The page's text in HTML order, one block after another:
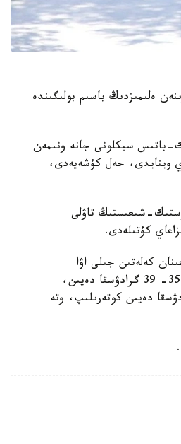
ەلىمىزدىڭ باسىم بولىگىندە
باتىس سيكلونى جانە ونىمەن
وينايدى، جەل كۇشەيەدى،
شىعىستىڭ تاۋلى
كۇتىلەدى.
كەلەتىن جىلى اۋا
ماسسالارىنىڭ اسەرىنەن ەلىمىزدىڭ سولتۇستىگى مەن شىعىسىندا اۋا تەمپەراتۋراسى 35- 39 گرادۋسقا دەيىن،
35- 41 گرادۋسقا دەيىن، ال باتىسى مەن ورتالىعىندا 36- 41 گرادۋسقا دەيىن كوتەرىلىپ، وتە